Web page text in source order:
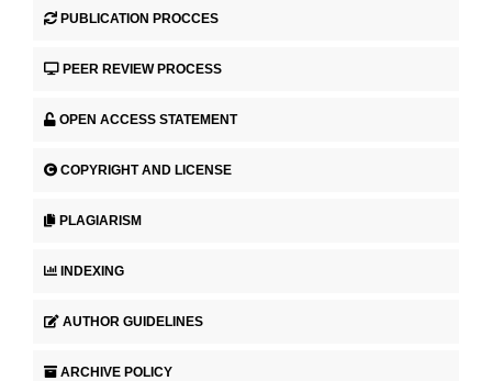
PUBLICATION PROCCES
PEER REVIEW PROCESS
OPEN ACCESS STATEMENT
COPYRIGHT AND LICENSE
PLAGIARISM
INDEXING
AUTHOR GUIDELINES
ARCHIVE POLICY